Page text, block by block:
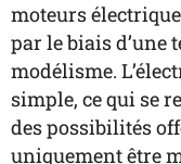
moteurs
par le biais d’une
modélisme.
simple, ce qui se
des possibilités
uniquement être